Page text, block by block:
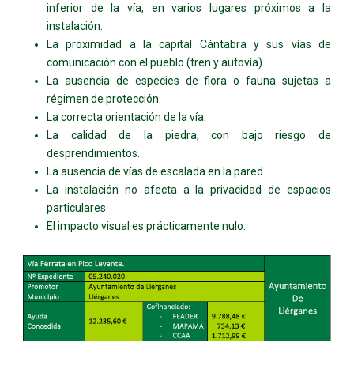
inferior de la vía, en varios lugares próximos a la
instalación.
La proximidad a la capital Cántabra y sus vías de
comunicación con el pueblo (tren y autovía).
La ausencia de especies de flora o fauna sujetas a
régimen de protección.
La correcta orientación de la vía.
La calidad de la piedra, con bajo riesgo de
desprendimientos.
La ausencia de vías de escalada en la pared.
La instalación no afecta a la privacidad de espacios
particulares
El impacto visual es prácticamente nulo.